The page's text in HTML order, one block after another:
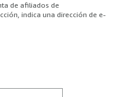
de afiliados de
indica una dirección de e-